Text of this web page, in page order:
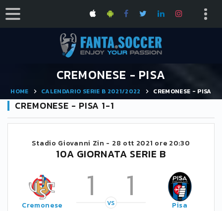
CREMONESE - PISA
HOME CALENDARIO SERIE B 2021/2022 CREMONESE - PISA
CREMONESE - PISA 1-1
Stadio Giovanni Zin - 28 ott 2021 ore 20:30
10A GIORNATA SERIE B
Cremonese 1 1
VS Pisa